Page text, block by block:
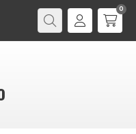
Buscar
0